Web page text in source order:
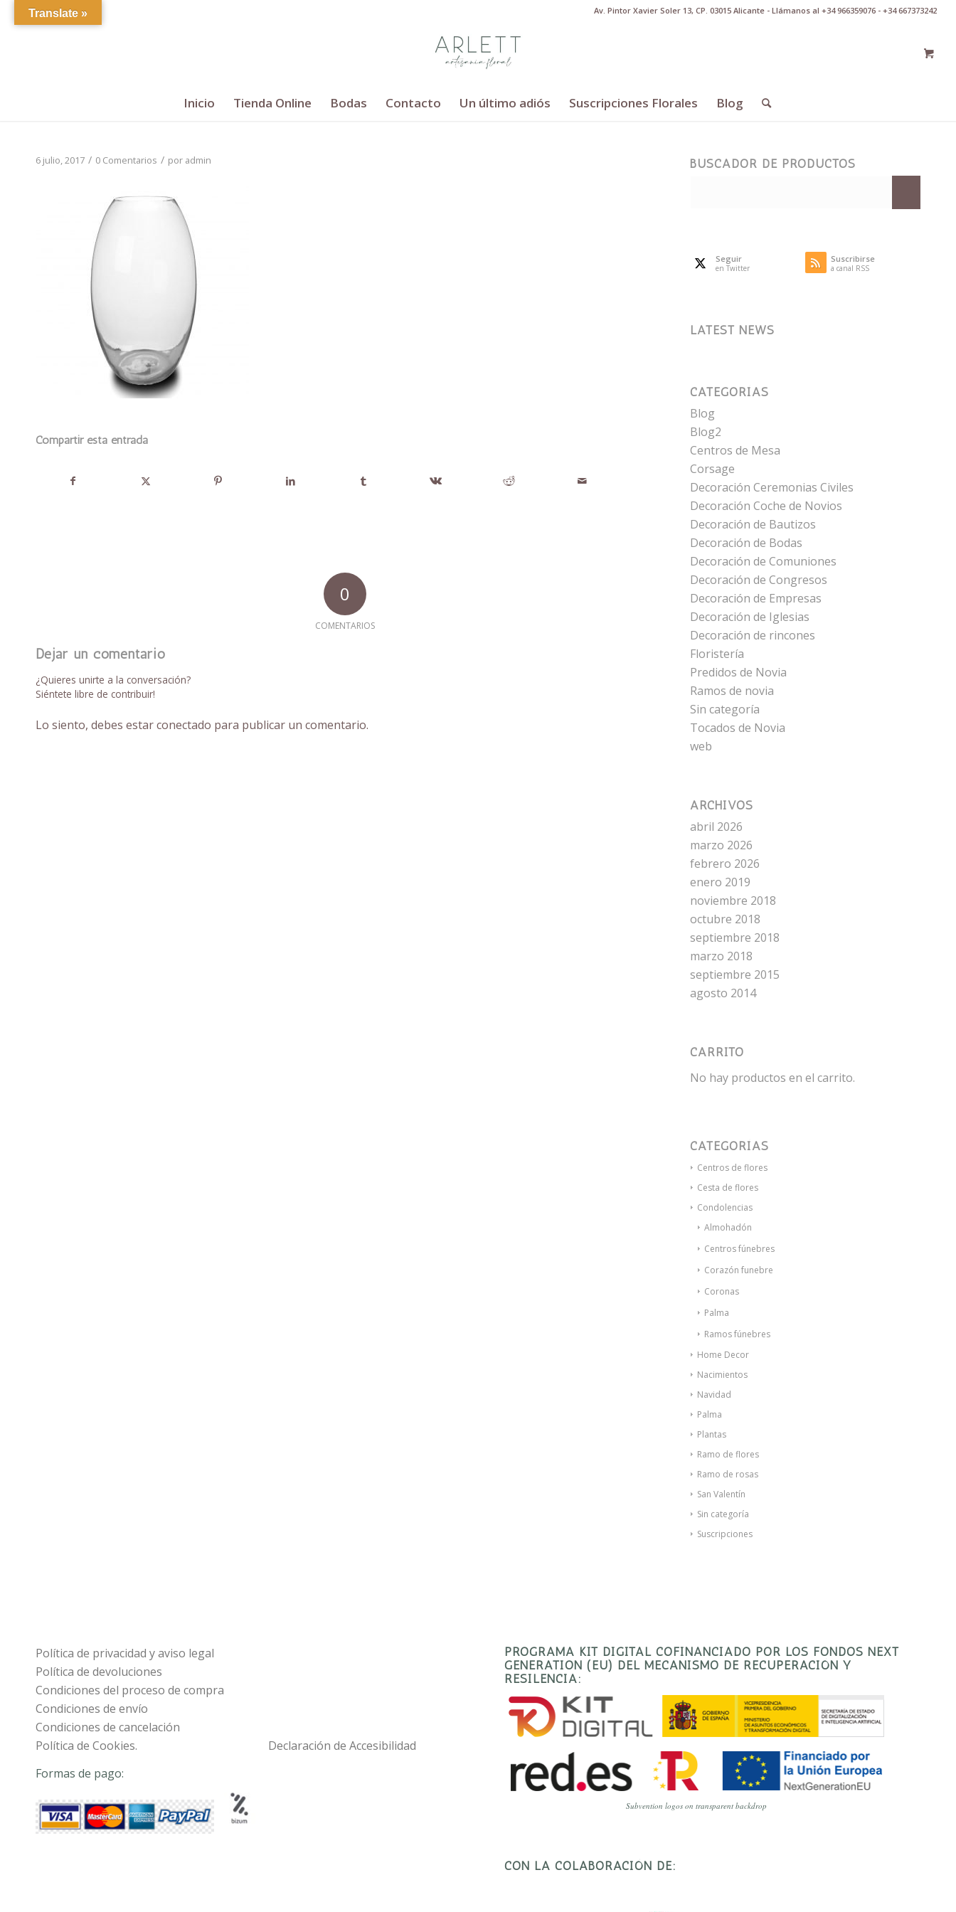
Av. Pintor Xavier Soler 13, CP. 03015 Alicante - Llámanos al +34 966359076 - +34 667373242
Inicio Tienda Online Bodas Contacto Un último adiós Suscripciones Florales Blog
6 julio, 2017 / 0 Comentarios / por admin
Compartir esta entrada
0
COMENTARIOS
Dejar un comentario
¿Quieres unirte a la conversación?
Siéntete libre de contribuir!
Lo siento, debes estarconectado para publicar un comentario.
BUSCADOR DE PRODUCTOS
Seguir
en Twitter
Suscribirse
a canal RSS
LATEST NEWS
CATEGORÍAS
Blog
Blog2
Centros de Mesa
Corsage
Decoración Ceremonias Civiles
Decoración Coche de Novios
Decoración de Bautizos
Decoración de Bodas
Decoración de Comuniones
Decoración de Congresos
Decoración de Empresas
Decoración de Iglesias
Decoración de rincones
Floristería
Predidos de Novia
Ramos de novia
Sin categoría
Tocados de Novia
web
ARCHIVOS
abril 2026
marzo 2026
febrero 2026
enero 2019
noviembre 2018
octubre 2018
septiembre 2018
marzo 2018
septiembre 2015
agosto 2014
CARRITO
No hay productos en el carrito.
CATEGORÍAS
Centros de flores
Cesta de flores
Condolencias
Almohadón
Centros fúnebres
Corazón funebre
Coronas
Palma
Ramos fúnebres
Home Decor
Nacimientos
Navidad
Palma
Plantas
Ramo de flores
Ramo de rosas
San Valentín
Sin categoría
Suscripciones
Política de privacidad y aviso legal
Política de devoluciones
Condiciones del proceso de compra
Condiciones de envío
Condiciones de cancelación
Política de Cookies.
Declaración de Accesibilidad
Formas de pago:
PROGRAMA KIT DIGITAL COFINANCIADO POR LOS FONDOS NEXT
GENERATION (EU) DEL MECANISMO DE RECUPERACIÓN Y
RESILENCIA:
Subvention logos on transparent backdrop
CON LA COLABORACIÓN DE:
Translate »